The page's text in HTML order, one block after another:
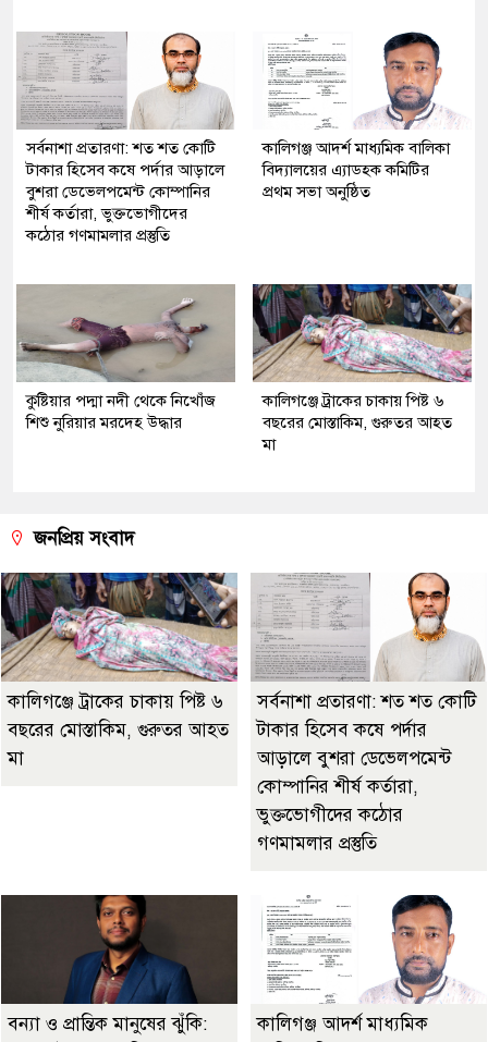
সর্বনাশা প্রতারণা: শত শত কোটি
টাকার হিসেব কষে পর্দার আড়ালে
বুশরা ডেভেলপমেন্ট কোম্পানির
শীর্ষ কর্তারা, ভুক্তভোগীদের
কঠোর গণমামলার প্রস্তুতি
কালিগঞ্জ আদর্শ মাধ্যমিক বালিকা
বিদ্যালয়ের এ্যাডহক কমিটির
প্রথম সভা অনুষ্ঠিত
কুষ্টিয়ার পদ্মা নদী থেকে নিখোঁজ
শিশু নুরিয়ার মরদেহ উদ্ধার
কালিগঞ্জে ট্রাকের চাকায় পিষ্ট ৬
বছরের মোস্তাকিম, গুরুতর আহত
মা
জনপ্রিয় সংবাদ
কালিগঞ্জে ট্রাকের চাকায় পিষ্ট ৬
বছরের মোস্তাকিম, গুরুতর আহত
মা
সর্বনাশা প্রতারণা: শত শত কোটি
টাকার হিসেব কষে পর্দার
আড়ালে বুশরা ডেভেলপমেন্ট
কোম্পানির শীর্ষ কর্তারা,
ভুক্তভোগীদের কঠোর
গণমামলার প্রস্তুতি
বন্যা ও প্রান্তিক মানুষের ঝুঁকি:
কালিগঞ্জ আদর্শ মাধ্যমিক